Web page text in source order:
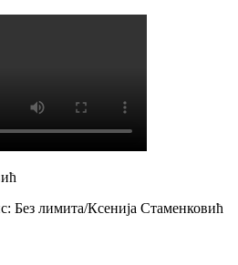
Без лимита/Ксенија Стаменковић